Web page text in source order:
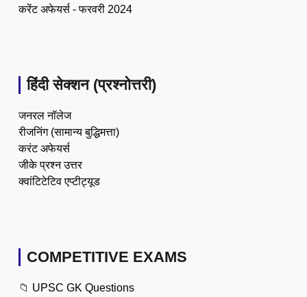
करेंट अफेयर्स - फरवरी 2024
हिंदी सेक्शन (प्रश्नोत्तरी)
जनरल नॉलेज
रीजनिंग (सामान्य बुद्धिमत्ता)
करंट अफेयर्स
जीके प्रश्न उत्तर
क्वांटिटेटिव एप्टीट्यूड
COMPETITIVE EXAMS
📁 UPSC GK Questions